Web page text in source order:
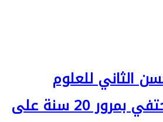
للعلوم
والتقنيات تحتفي بمرور 20 سنة على